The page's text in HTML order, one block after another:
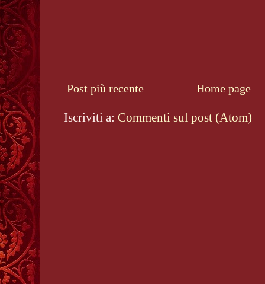
Post più recente Home page
Iscriviti a: Commenti sul post (Atom)